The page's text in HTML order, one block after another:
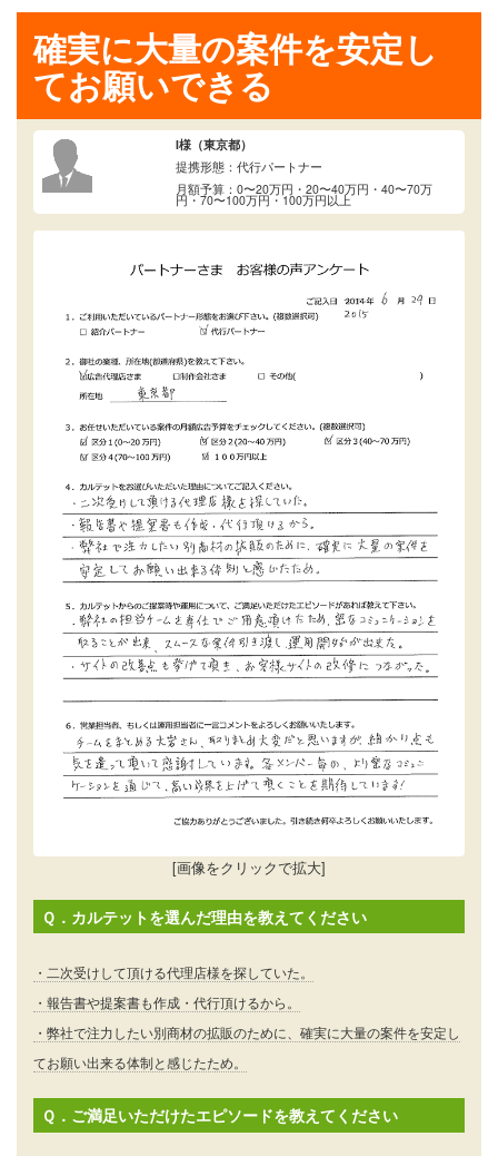
確実に大量の案件を安定し
てお願いできる
I様（東京都）
提携形態：代行パートナー
月額予算：0〜20万円・20〜40万円・40〜70万
円・70〜100万円・100万円以上
[画像をクリックで拡大]
Ｑ．カルテットを選んだ理由を教えてください
・二次受けして頂ける代理店様を探していた。
・報告書や提案書も作成・代行頂けるから。
・弊社で注力したい別商材の拡販のために、確実に大量の案件を安定し
てお願い出来る体制と感じたため。
Ｑ．ご満足いただけたエピソードを教えてください